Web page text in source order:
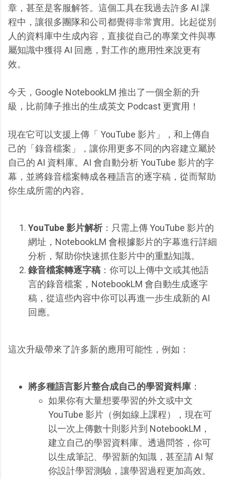
章，甚至是客服解答。這個工具在我過去許多 AI 課
程中，讓很多團隊和公司都覺得非常實用。比起從別
人的資料庫中生成內容，直接從自己的專業文件與專
屬知識中獲得 AI 回應，對工作的應用性來說更有
效。
今天，Google NotebookLM 推出了一個全新的升
級，比前陣子推出的生成英文 Podcast 更實用！
現在它可以支援上傳「 YouTube 影片」，和上傳自
己的「錄音檔案」，讓你用更多不同的內容建立屬於
自己的 AI 資料庫。AI 會自動分析 YouTube 影片的字
幕，並將錄音檔案轉成各種語言的逐字稿，從而幫助
你生成所需的內容。
YouTube 影片解析：只需上傳 YouTube 影片的
網址，NotebookLM 會根據影片的字幕進行詳細
分析，幫助你快速抓住影片中的重點知識。
錄音檔案轉逐字稿 ：你可以上傳中文或其他語
言的錄音檔案，NotebookLM 會自動生成逐字
稿，從這些內容中你可以再進一步生成新的 AI
回應。
這次升級帶來了許多新的應用可能性，例如：
將多種語言影片整合成自己的學習資料庫 ：
如果你有大量想要學習的外文或中文
YouTube 影片（例如線上課程），現在可
以一次上傳數十則影片到 NotebookLM，
建立自己的學習資料庫。透過問答，你可
以生成筆記、學習新的知識，甚至請 AI 幫
你設計學習測驗，讓學習過程更加高效。